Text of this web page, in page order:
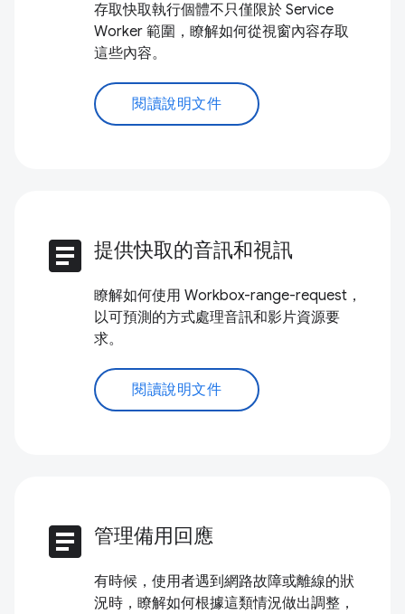
存取快取執行個體不只僅限於 Service
Worker 範圍，瞭解如何從視窗內容存取
這些內容。
閱讀說明文件
article 提供快取的音訊和視訊
瞭解如何使用 Workbox-range-request，
以可預測的方式處理音訊和影片資源要
求。
閱讀說明文件
article 管理備用回應
有時候，使用者遇到網路故障或離線的狀
況時，瞭解如何根據這類情況做出調整，